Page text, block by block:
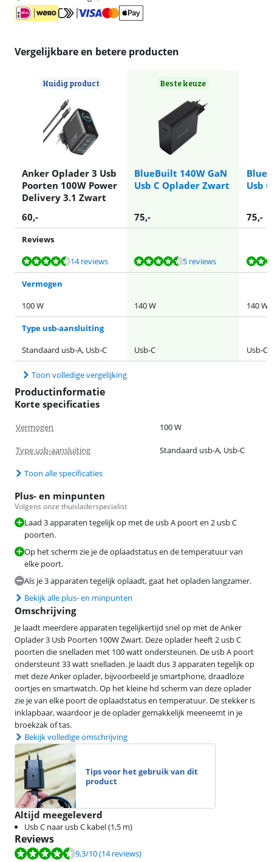
Vergelijkbare en betere producten
Huidig product
Anker Oplader 3 Usb
Poorten 100W Power
Delivery 3.1 Zwart
Beste keuze
BlueBuilt 140W GaN
Usb C Oplader Zwart
Usb
60,- 75,- 75,-
Reviews
Beoordeling is 9,3 van de 10, gebaseerd op 14 reviews.
14 reviews
Beoordeling is 9,0 van de 10, gebaseerd op 5 reviews.5 reviews
Beoordeling is 9,0 van de 10, gebaseerd op 5 reviews.
Beoordeling is 9,0 van de 10, gebaseerd op 5 reviews.
Beoordeling is 9,0 van de 10, gebaseerd op 5 reviews.
Vermogen
100 W
140 W 140 W
Type usb-aansluiting
Standaard usb-A, Usb-C
Usb-C Usb-C
Toon volledige vergelijking
Productinformatie
Korte specificaties
Vermogen 100 W
Type usb-aansluiting Standaard usb-A, Usb-C
Toon alle specificaties
Plus- en minpunten
Volgens onze thuisladerspecialist
Laad 3 apparaten tegelijk op met de usb A poort en 2 usb C
poorten.
Op het scherm zie je de oplaadstatus en de temperatuur van
elke poort.
Als je 3 apparaten tegelijk oplaadt, gaat het opladen langzamer.
Bekijk alle plus- en minpunten
Omschrijving
Je laadt meerdere apparaten tegelijkertijd snel op met de Anker
Oplader 3 Usb Poorten 100W Zwart. Deze oplader heeft 2 usb C
poorten die snelladen met 100 watt ondersteunen. De usb A poort
ondersteunt 33 watt snelladen. Je laadt dus 3 apparaten tegelijk op
met deze Anker oplader, bijvoorbeeld je smartphone, draadloze
oortjes en smartwatch. Op het kleine hd scherm van deze oplader
zie je van elke poort de oplaadstatus en temperatuur. De stekker is
inklapbaar, waardoor je de oplader gemakkelijk meeneemt in je
broekzak of tas.
Bekijk volledige omschrijving
Tips voor het gebruik van dit
product
Altijd meegeleverd
Usb C naar usb C kabel (1,5 m)
Reviews
Beoordeling is 9,3 van de 10, gebaseerd op 14 reviews.
9,3/10(14 reviews)